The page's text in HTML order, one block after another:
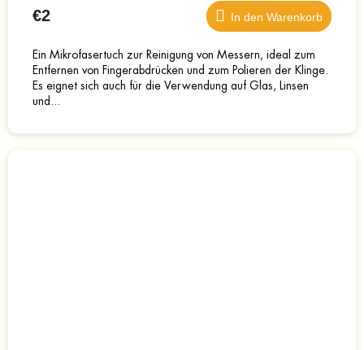
€2 In den Warenkorb
Ein Mikrofasertuch zur Reinigung von Messern, ideal zum
Entfernen von Fingerabdrücken und zum Polieren der Klinge.
Es eignet sich auch für die Verwendung auf Glas, Linsen
und...